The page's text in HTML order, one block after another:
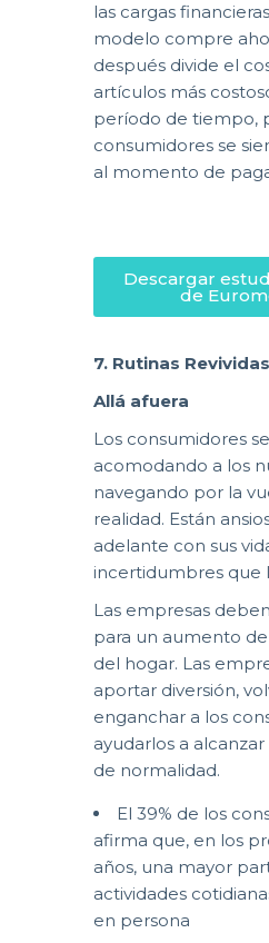
las cargas
modelo compre
después divide el
artículos más
período de tiempo,
consumidores se
al momento de
Descargar
de
7. Rutinas Revividas
Allá afuera
Los consumidores
acomodando a los
navegando por la
realidad. Están
adelante con sus
incertidumbres que
Las empresas
para un aumento
del hogar. Las
aportar diversión,
enganchar a los
ayudarlos a
de normalidad.
El 39% de los
afirma que, en los
años, una mayor
actividades
en persona